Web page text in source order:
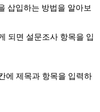
삽입하는 방법을 알아보
되면 설문조사 항목을 입
에 제목과 항목을 입력하